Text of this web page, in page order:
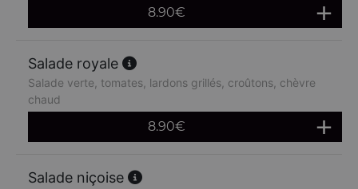
8.90€
Salade royale
Salade verte, tomates, lardons grillés, croûtons, chèvre
chaud
8.90€
Salade niçoise